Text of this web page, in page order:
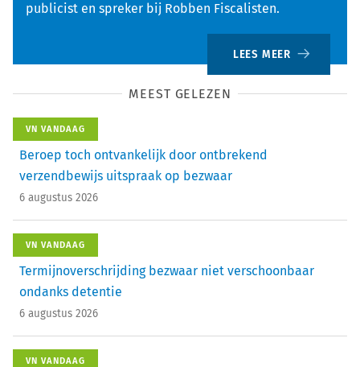
publicist en spreker bij Robben Fiscalisten.
LEES MEER
MEEST GELEZEN
VN VANDAAG
Beroep toch ontvankelijk door ontbrekend
verzendbewijs uitspraak op bezwaar
6 augustus 2026
VN VANDAAG
Termijnoverschrijding bezwaar niet verschoonbaar
ondanks detentie
6 augustus 2026
VN VANDAAG